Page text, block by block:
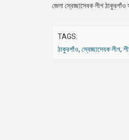
জেলা স্বেচ্ছাসেবক লীগ ঠাকুরগাঁও
TAGS:
ঠাকুরগাঁও, স্বেচ্ছাসেবক লীগ,